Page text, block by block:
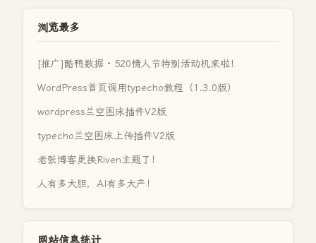
浏览最多
[推广]酷鸭数据 · 520情人节特别活动机来啦！
WordPress首页调用typecho教程（1.3.0版）
wordpress兰空图床插件V2版
typecho兰空图床上传插件V2版
老张博客更换Riven主题了！
人有多大胆，AI有多大产！
网站信息统计